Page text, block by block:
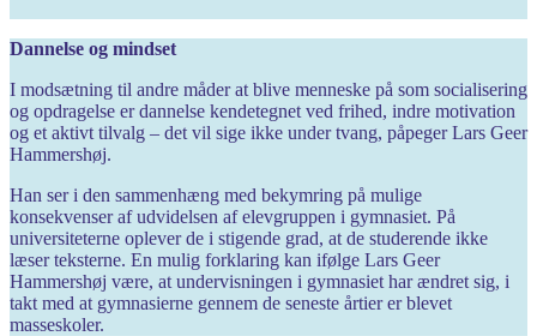
Dannelse og mindset
I modsætning til andre måder at blive menneske på som socialisering
og opdragelse er dannelse kendetegnet ved frihed, indre motivation
og et aktivt tilvalg – det vil sige ikke under tvang, påpeger Lars Geer
Hammershøj.
Han ser i den sammenhæng med bekymring på mulige
konsekvenser af udvidelsen af elevgruppen i gymnasiet. På
universiteterne oplever de i stigende grad, at de studerende ikke
læser teksterne. En mulig forklaring kan ifølge Lars Geer
Hammershøj være, at undervisningen i gymnasiet har ændret sig, i
takt med at gymnasierne gennem de seneste årtier er blevet
masseskoler.